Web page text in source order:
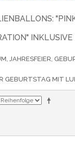
INKLUSIVE
JAHRESFEIER,
GEBURTSTAG MIT